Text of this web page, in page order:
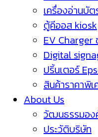
เครื่องอ่านบั
ตู้คีออส kiosk
EV Charger
Digital
ปริ้นเตอร์
สินค้าราคาพิ
About Us
วัฒนธรรมอง
ประวัติบริษัท